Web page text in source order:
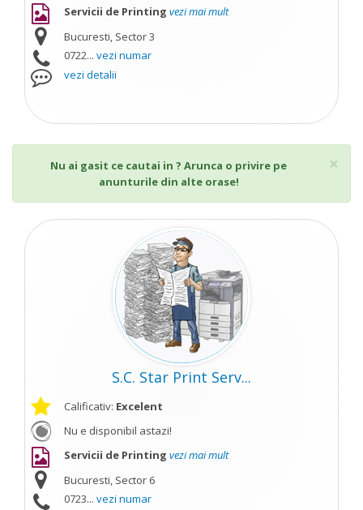
Servicii de Printing vezi mai mult
Bucuresti, Sector 3
0722... vezi numar
vezi detalii
×
Nu ai gasit ce cautai in ? Arunca o privire pe
anunturile din alte orase!
S.C. Star Print Serv...
Calificativ: Excelent
Nu e disponibil astazi!
Servicii de Printing vezi mai mult
Bucuresti, Sector 6
0723... vezi numar